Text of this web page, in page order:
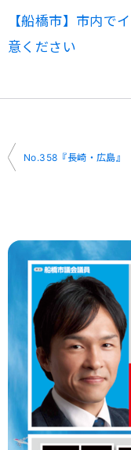
【船橋市】市内で
意ください
投
ゲ
ン
No.358『長崎・広島』